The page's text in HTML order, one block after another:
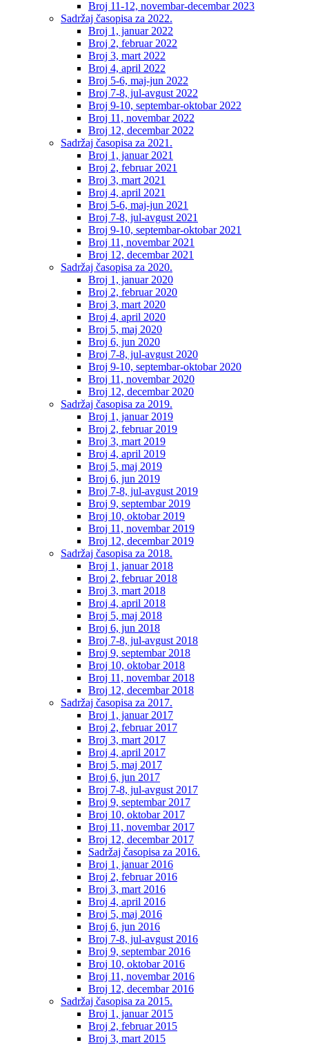
Broj 11-12, novembar-decembar 2023
Sadržaj časopisa za 2022.
Broj 1, januar 2022
Broj 2, februar 2022
Broj 3, mart 2022
Broj 4, april 2022
Broj 5-6, maj-jun 2022
Broj 7-8, jul-avgust 2022
Broj 9-10, septembar-oktobar 2022
Broj 11, novembar 2022
Broj 12, decembar 2022
Sadržaj časopisa za 2021.
Broj 1, januar 2021
Broj 2, februar 2021
Broj 3, mart 2021
Broj 4, april 2021
Broj 5-6, maj-jun 2021
Broj 7-8, jul-avgust 2021
Broj 9-10, septembar-oktobar 2021
Broj 11, novembar 2021
Broj 12, decembar 2021
Sadržaj časopisa za 2020.
Broj 1, januar 2020
Broj 2, februar 2020
Broj 3, mart 2020
Broj 4, april 2020
Broj 5, maj 2020
Broj 6, jun 2020
Broj 7-8, jul-avgust 2020
Broj 9-10, septembar-oktobar 2020
Broj 11, novembar 2020
Broj 12, decembar 2020
Sadržaj časopisa za 2019.
Broj 1, januar 2019
Broj 2, februar 2019
Broj 3, mart 2019
Broj 4, april 2019
Broj 5, maj 2019
Broj 6, jun 2019
Broj 7-8, jul-avgust 2019
Broj 9, septembar 2019
Broj 10, oktobar 2019
Broj 11, novembar 2019
Broj 12, decembar 2019
Sadržaj časopisa za 2018.
Broj 1, januar 2018
Broj 2, februar 2018
Broj 3, mart 2018
Broj 4, april 2018
Broj 5, maj 2018
Broj 6, jun 2018
Broj 7-8, jul-avgust 2018
Broj 9, septembar 2018
Broj 10, oktobar 2018
Broj 11, novembar 2018
Broj 12, decembar 2018
Sadržaj časopisa za 2017.
Broj 1, januar 2017
Broj 2, februar 2017
Broj 3, mart 2017
Broj 4, april 2017
Broj 5, maj 2017
Broj 6, jun 2017
Broj 7-8, jul-avgust 2017
Broj 9, septembar 2017
Broj 10, oktobar 2017
Broj 11, novembar 2017
Broj 12, decembar 2017
Sadržaj časopisa za 2016.
Broj 1, januar 2016
Broj 2, februar 2016
Broj 3, mart 2016
Broj 4, april 2016
Broj 5, maj 2016
Broj 6, jun 2016
Broj 7-8, jul-avgust 2016
Broj 9, septembar 2016
Broj 10, oktobar 2016
Broj 11, novembar 2016
Broj 12, decembar 2016
Sadržaj časopisa za 2015.
Broj 1, januar 2015
Broj 2, februar 2015
Broj 3, mart 2015